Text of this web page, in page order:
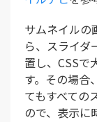
サムネイルの
ら、スライダ
置し、CSSで
す。その場合
てもすべての
ので、表示に